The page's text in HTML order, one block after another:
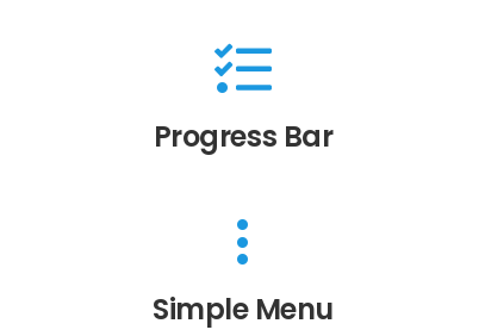
Progress Bar
Simple Menu